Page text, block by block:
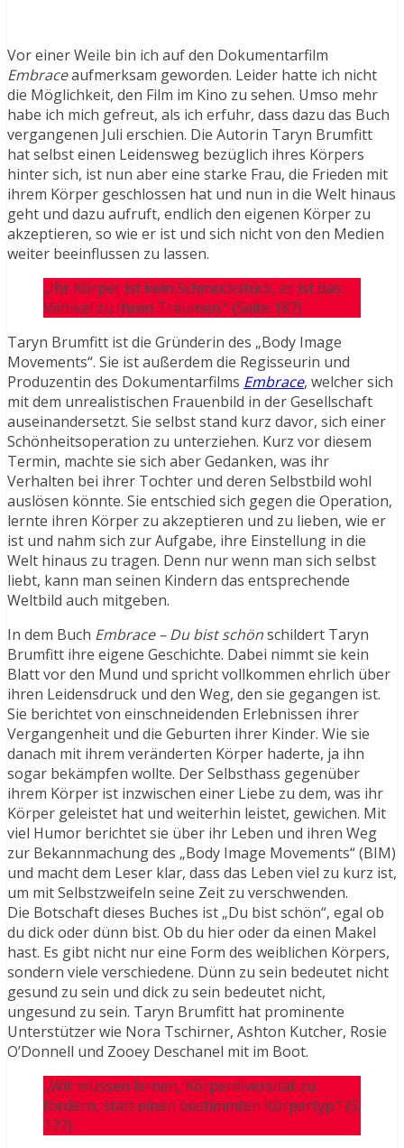
Vor einer Weile bin ich auf den Dokumentarfilm
Embraceaufmerksam geworden. Leider hatte ich nicht
die Möglichkeit, den Film im Kino zu sehen. Umso mehr
habe ich mich gefreut, als ich erfuhr, dass dazu das Buch
vergangenen Juli erschien. Die Autorin Taryn Brumfitt
hat selbst einen Leidensweg bezüglich ihres Körpers
hinter sich, ist nun aber eine starke Frau, die Frieden mit
ihrem Körper geschlossen hat und nun in die Welt hinaus
geht und dazu aufruft, endlich den eigenen Körper zu
akzeptieren, so wie er ist und sich nicht von den Medien
weiter beeinflussen zu lassen.
„Ihr Körper ist kein Schmuckstück, er ist das
Vehikel zu Ihren Träumen.“ (Seite 187)
Taryn Brumfitt ist die Gründerin des „Body Image
Movements“. Sie ist außerdem die Regisseurin und
Produzentin des Dokumentarfilms Embrace, welcher sich
mit dem unrealistischen Frauenbild in der Gesellschaft
auseinandersetzt. Sie selbst stand kurz davor, sich einer
Schönheitsoperation zu unterziehen. Kurz vor diesem
Termin, machte sie sich aber Gedanken, was ihr
Verhalten bei ihrer Tochter und deren Selbstbild wohl
auslösen könnte. Sie entschied sich gegen die Operation,
lernte ihren Körper zu akzeptieren und zu lieben, wie er
ist und nahm sich zur Aufgabe, ihre Einstellung in die
Welt hinaus zu tragen. Denn nur wenn man sich selbst
liebt, kann man seinen Kindern das entsprechende
Weltbild auch mitgeben.
In dem Buch Embrace – Du bist schönschildert Taryn
Brumfitt ihre eigene Geschichte. Dabei nimmt sie kein
Blatt vor den Mund und spricht vollkommen ehrlich über
ihren Leidensdruck und den Weg, den sie gegangen ist.
Sie berichtet von einschneidenden Erlebnissen ihrer
Vergangenheit und die Geburten ihrer Kinder. Wie sie
danach mit ihrem veränderten Körper haderte, ja ihn
sogar bekämpfen wollte. Der Selbsthass gegenüber
ihrem Körper ist inzwischen einer Liebe zu dem, was ihr
Körper geleistet hat und weiterhin leistet, gewichen. Mit
viel Humor berichtet sie über ihr Leben und ihren Weg
zur Bekannmachung des „Body Image Movements“ (BIM)
und macht dem Leser klar, dass das Leben viel zu kurz ist,
um mit Selbstzweifeln seine Zeit zu verschwenden.
Die Botschaft dieses Buches ist „Du bist schön“, egal ob
du dick oder dünn bist. Ob du hier oder da einen Makel
hast. Es gibt nicht nur eine Form des weiblichen Körpers,
sondern viele verschiedene. Dünn zu sein bedeutet nicht
gesund zu sein und dick zu sein bedeutet nicht,
ungesund zu sein. Taryn Brumfitt hat prominente
Unterstützer wie Nora Tschirner, Ashton Kutcher, Rosie
O’Donnell und Zooey Deschanel mit im Boot.
„Wir müssen lernen, Körperdiversität zu
fördern, statt einen bestimmten Körpertyp.“ (S.
177)